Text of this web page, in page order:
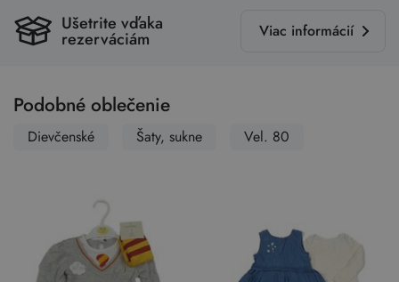
Ušetrite vďaka
rezerváciám Viac informácií
Podobné oblečenie
Dievčenské Šaty, sukne Vel. 80